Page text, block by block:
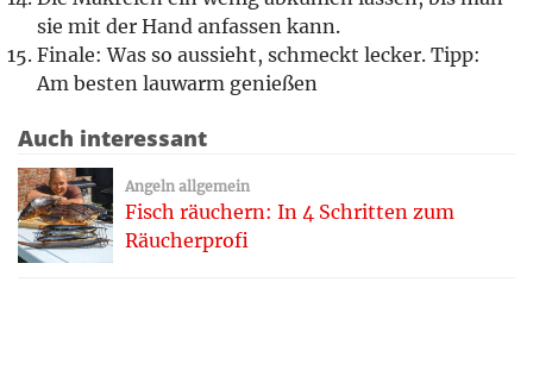
sie mit der Hand anfassen kann.
Finale: Was so aussieht, schmeckt lecker. Tipp:
Am besten lauwarm genießen
Auch interessant
Angeln allgemein
Fisch räuchern: In 4 Schritten zum
Räucherprofi